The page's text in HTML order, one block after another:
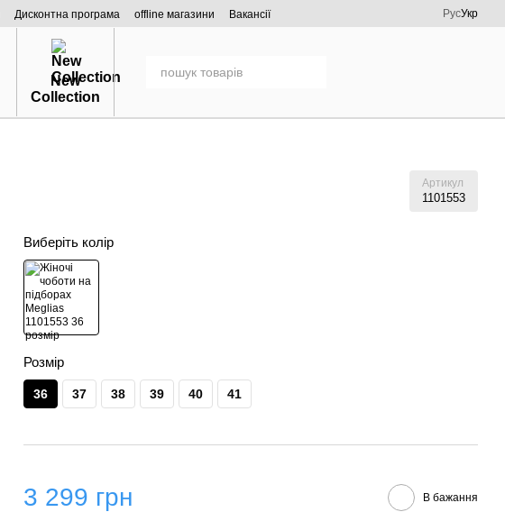
Дисконтна програма offline магазини
Вакансії
РусУкр
New
Collection
Артикул
1101553
Виберіть колір
Розмір
36 37 38 39 40 41
3 299 грн В бажання